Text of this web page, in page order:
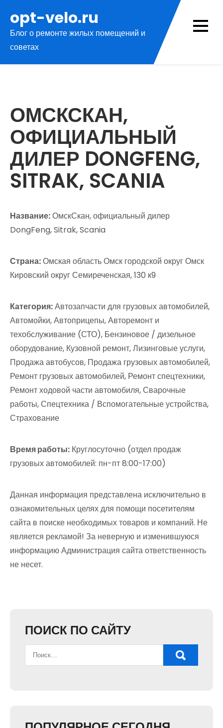
содержимому
opt-velo.ru
Блог о ремонте жилых помещений и
советах
ОМСКСКАН,
ОФИЦИАЛЬНЫЙ
ДИЛЕР DONGFENG,
SITRAK, SCANIA
Название:ОмскСкан, официальный дилер
DongFeng, Sitrak, Scania
Страна:Омская область Омск городской округ Омск
Кировский округ Семиреченская, 130 к9
Категория:Автозапчасти для грузовых автомобилей,
Автомойки, Автоприцепы, Авторемонт и
техобслуживание (СТО), Бензиновое / дизельное
оборудование, Кузовной ремонт, Лизинговые услуги,
Продажа автобусов, Продажа грузовых автомобилей,
Ремонт грузовых автомобилей, Ремонт спецтехники,
Ремонт ходовой части автомобиля, Сварочные
работы, Спецтехника / Вспомогательные устройства,
Страхование
Время работы: Круглосуточно (отдел продаж
грузовых автомобилей: пн-пт 8:00-17:00)
Данная информация представлена исключительно в
ознакомительных целях для помощи посетителям
сайта в поиске необходимых товаров и компаний. Не
является рекламой! За неверную и изменившуюся
информацию Администрация сайта ответственность
не несет.
ПОИСК ПО САЙТУ